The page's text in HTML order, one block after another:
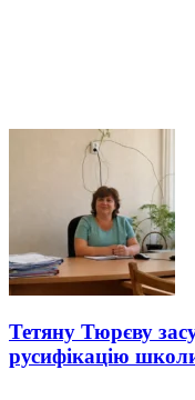
Тетяну Тюрєву
русифікацію